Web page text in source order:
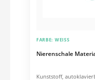
Nierenschale
FARBE: WEISS